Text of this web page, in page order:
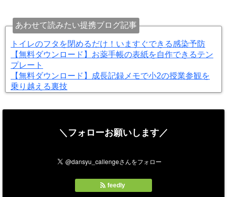
あわせて読みたい提携ブログ記事
トイレのフタを閉めるだけ！いますぐできる感染予防
【無料ダウンロード】お薬手帳の表紙を自作できるテン
プレート
【無料ダウンロード】成長記録メモで小2の授業参観を
乗り越える裏技
＼フォローお願いします／
feedly